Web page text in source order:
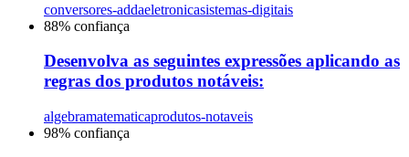
conversores-addaeletronicasistemas-digitais
88% confiança
Desenvolva as seguintes expressões aplicando as
regras dos produtos notáveis:
algebramatematicaprodutos-notaveis
98% confiança